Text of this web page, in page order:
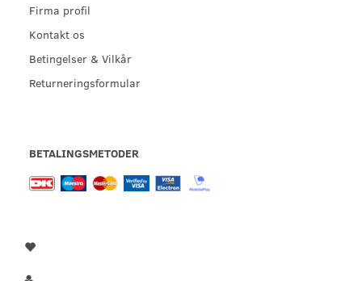
Firma profil
Kontakt os
Betingelser & Vilkår
Returneringsformular
BETALINGSMETODER